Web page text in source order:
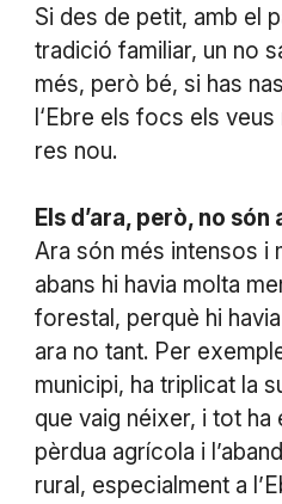
Si des de petit, amb el
tradició familiar, un no
més, però bé, si has
l‘Ebre els focs els
res nou.
Els d’ara, però, no
Ara són més intensos i
abans hi havia molta
forestal, perquè hi
ara no tant. Per
municipi, ha triplicat la
que vaig néixer, i tot ha
pèrdua agrícola i
rural, especialment a